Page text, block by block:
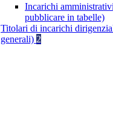
Incarichi
pubblicare in tabelle)
Titolari di incarichi
generali) 2